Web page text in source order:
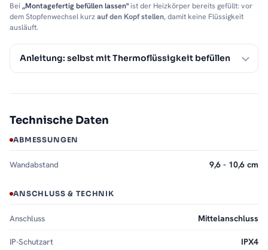
Bei „Montagefertig befüllen lassen"ist der Heizkörper bereits gefüllt: vor
dem Stopfenwechsel kurzauf den Kopf stellen, damit keine Flüssigkeit
ausläuft.
Anleitung: selbst mit Thermoflüssigkeit befüllen
Technische Daten
ABMESSUNGEN
Wandabstand 9,6 - 10,6 cm
ANSCHLUSS & TECHNIK
Anschluss Mittelanschluss
IP-Schutzart IPX4